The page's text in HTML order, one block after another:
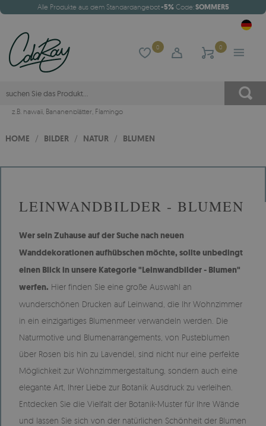
Alle Produkte aus dem Standardangebot-5%Code:SOMMER5
0 0
z.B. hawaii, Bananenblätter, Flamingo
HOME / BILDER / NATUR / BLUMEN
LEINWANDBILDER - BLUMEN
Wer sein Zuhause auf der Suche nach neuen
Wanddekorationen aufhübschen möchte, sollte unbedingt
einen Blick in unsere Kategorie "Leinwandbilder - Blumen"
werfen. Hier finden Sie eine große Auswahl an
wunderschönen Drucken auf Leinwand, die Ihr Wohnzimmer
in ein einzigartiges Blumenmeer verwandeln werden. Die
Naturmotive und Blumenarrangements, von Pusteblumen
über Rosen bis hin zu Lavendel, sind nicht nur eine perfekte
Möglichkeit zur Wohnzimmergestaltung, sondern auch eine
elegante Art, Ihrer Liebe zur Botanik Ausdruck zu verleihen.
Entdecken Sie die Vielfalt der Botanik-Muster für Ihre Wände
und lassen Sie sich von der natürlichen Schönheit der Blumen